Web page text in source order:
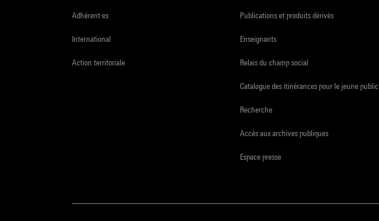
Adhérent·es
International
Action territoriale
Publications et produits dérivés
Enseignants
Relais du champ social
Catalogue des itinérances pour le jeune public
Recherche
Accès aux archives publiques
Espace presse